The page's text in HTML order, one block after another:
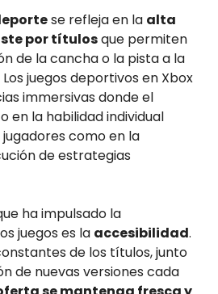
se refleja en la alta
por títulosque permiten
de la cancha o la pista a la
juegos deportivos en Xbox
immersivas donde el
en la habilidad individual
como en la
de estrategias
ha impulsado la
juegos es la accesibilidad.
de los títulos, junto
de nuevas versiones cada